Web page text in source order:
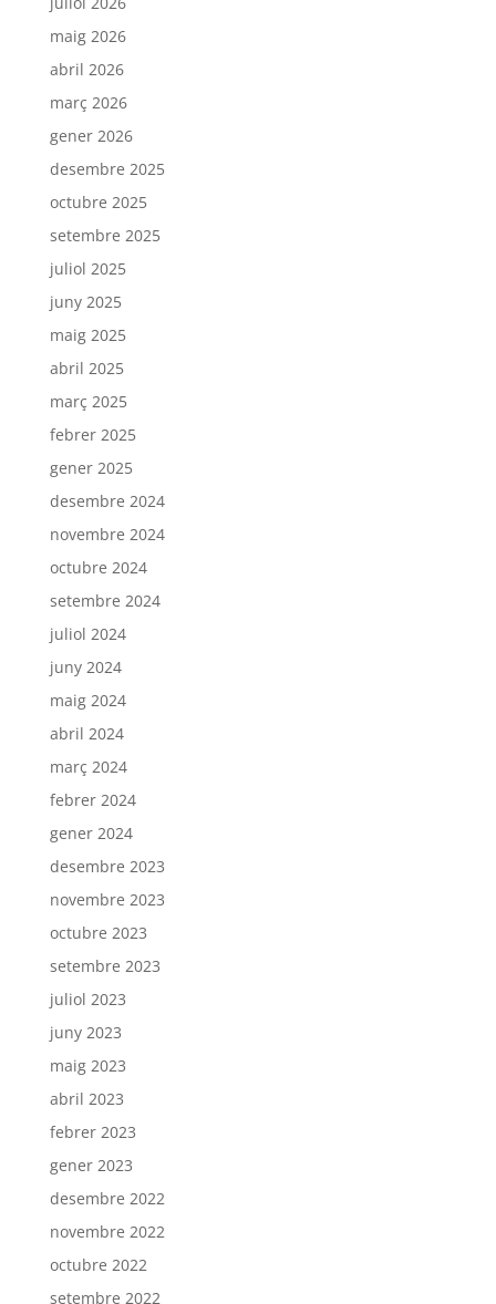
maig 2026
abril 2026
març 2026
gener 2026
desembre 2025
octubre 2025
setembre 2025
juliol 2025
juny 2025
maig 2025
abril 2025
març 2025
febrer 2025
gener 2025
desembre 2024
novembre 2024
octubre 2024
setembre 2024
juliol 2024
juny 2024
maig 2024
abril 2024
març 2024
febrer 2024
gener 2024
desembre 2023
novembre 2023
octubre 2023
setembre 2023
juliol 2023
juny 2023
maig 2023
abril 2023
febrer 2023
gener 2023
desembre 2022
novembre 2022
octubre 2022
setembre 2022